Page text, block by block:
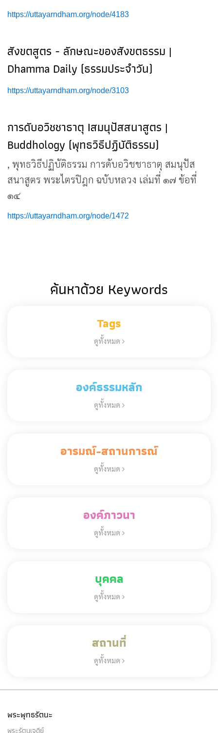
https://uttayarndham.org/node/4183
สังขตสูตร - ลักษณะของสังขตธรรม |
Dhamma Daily (ธรรมประจำวัน)
https://uttayarndham.org/node/3103
การดับอวิชชาธาตุ Iสมนุปัสสนาสูตร |
Buddhology (พุทธวิธีปฏิบัติธรรม)
, พุทธวิธีปฏิบัติธรรม การดับอวิชชาธาตุ สมนุปัส
สนาสูตร พระไตรปิฎก ฉบับหลวง เล่มที่ ๑๗ ข้อที่
๑๔
https://uttayarndham.org/node/1472
ค้นหาด้วย Keywords
Tags
ดูทั้งหมด
องค์ธรรมหลัก
ดูทั้งหมด
อารมณ์-สถานการณ์
ดูทั้งหมด
องค์ภาวนา
ดูทั้งหมด
บุคคล
ดูทั้งหมด
สถานที่
ดูทั้งหมด
พระพุทธรัตนะ
พระรัตนเจดีย์